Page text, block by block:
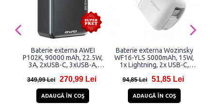
Baterie externa AWEI
P102K, 90000 mAh, 22.5W,
3A, 2xUSB-C, 3xUSB-A,
349,99 Lei 270,99 Lei
ADAUGĂ ÎN COŞ
Baterie externa Wozinsky
WF16-YLS 5000mAh, 15W,
1x Lightning, 2x USB-C,
94,85 Lei 51,85 Lei
ADAUGĂ ÎN COŞ